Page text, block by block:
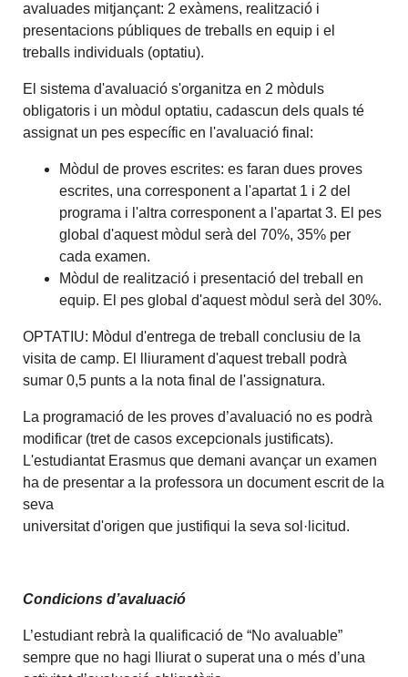
avaluades mitjançant: 2 exàmens, realització i
presentacions públiques de treballs en equip i el
treballs individuals (optatiu).
El sistema d'avaluació s'organitza en 2 mòduls
obligatoris i un mòdul optatiu, cadascun dels quals té
assignat un pes específic en l'avaluació final:
Mòdul de proves escrites: es faran dues proves
escrites, una corresponent a l'apartat 1 i 2 del
programa i l'altra corresponent a l'apartat 3. El pes
global d'aquest mòdul serà del 70%, 35% per
cada examen.
Mòdul de realització i presentació del treball en
equip. El pes global d'aquest mòdul serà del 30%.
OPTATIU: Mòdul d'entrega de treball conclusiu de la
visita de camp. El lliurament d'aquest treball podrà
sumar 0,5 punts a la nota final de l'assignatura.
La programació de les proves d’avaluació no es podrà
modificar (tret de casos excepcionals justificats).
L'estudiantat Erasmus que demani avançar un examen
ha de presentar a la professora un document escrit de la
seva
universitat d'origen que justifiqui la seva sol·licitud.
Condicions d’avaluació
L’estudiant rebrà la qualificació de “No avaluable”
sempre que no hagi lliurat o superat una o més d’una